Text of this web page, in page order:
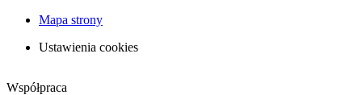
Mapa strony
Ustawienia cookies
Współpraca